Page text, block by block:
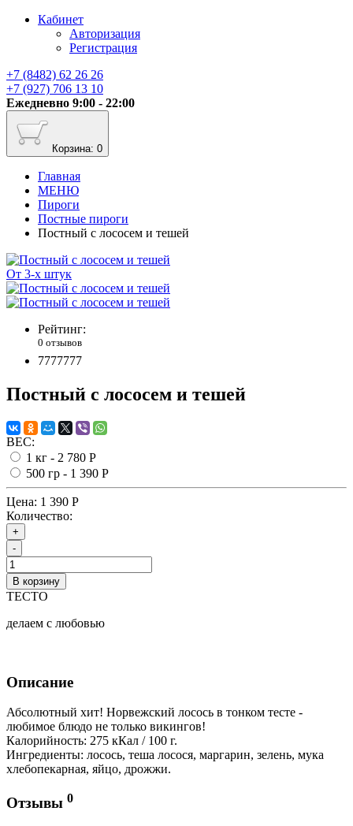
Кабинет
Авторизация
Регистрация
+7 (8482) 62 26 26
+7 (927) 706 13 10
Ежедневно 9:00 - 22:00
Корзина: 0
Главная
МЕНЮ
Пироги
Постные пироги
Постный с лососем и тешей
От 3-х штук
Рейтинг:
0 отзывов
7777777
Постный с лососем и тешей
ВЕС:
1 кг - 2 780 Р
500 гр - 1 390 Р
Цена: 1 390 Р
Количество:
+
-
В корзину
ТЕСТО
делаем с любовью
Описание
Абсолютный хит! Норвежский лосось в тонком тесте -
любимое блюдо не только викингов!
Калорийность: 275 кКал / 100 г.
Ингредиенты: лосось, теша лосося, маргарин, зелень, мука
хлебопекарная, яйцо, дрожжи.
Отзывы 0